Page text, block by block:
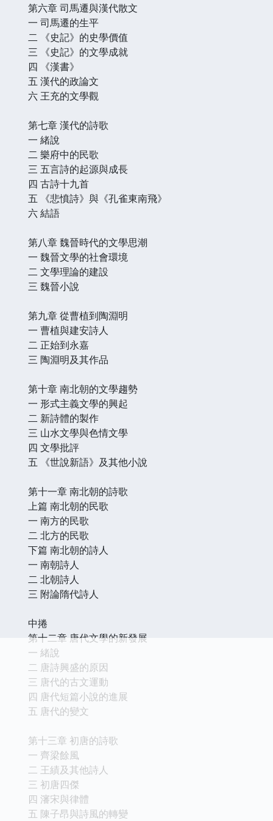
第六章 司馬遷與漢代散文
一 司馬遷的生平
二 《史記》的史學價值
三 《史記》的文學成就
四 《漢書》
五 漢代的政論文
六 王充的文學觀
第七章 漢代的詩歌
一 緒說
二 樂府中的民歌
三 五言詩的起源與成長
四 古詩十九首
五 《悲憤詩》與《孔雀東南飛》
六 結語
第八章 魏晉時代的文學思潮
一 魏晉文學的社會環境
二 文學理論的建設
三 魏晉小說
第九章 從曹植到陶淵明
一 曹植與建安詩人
二 正始到永嘉
三 陶淵明及其作品
第十章 南北朝的文學趨勢
一 形式主義文學的興起
二 新詩體的製作
三 山水文學與色情文學
四 文學批評
五 《世說新語》及其他小說
第十一章 南北朝的詩歌
上篇 南北朝的民歌
一 南方的民歌
二 北方的民歌
下篇 南北朝的詩人
一 南朝詩人
二 北朝詩人
三 附論隋代詩人
中捲
第十二章 唐代文學的新發展
一 緒說
二 唐詩興盛的原因
三 唐代的古文運動
四 唐代短篇小說的進展
五 唐代的變文
第十三章 初唐的詩歌
一 齊梁餘風
二 王績及其他詩人
三 初唐四傑
四 瀋宋與律體
五 陳子昂與詩風的轉變